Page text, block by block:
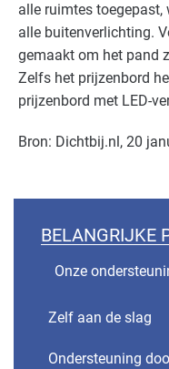
alle ruimtes toegepast,
alle buitenverlichting.
gemaakt om het pand
Zelfs het prijzenbord
prijzenbord met LED-
Bron: Dichtbij.nl, 20
BELANGRIJKE
Onze
Zelf aan de slag
Ondersteuning